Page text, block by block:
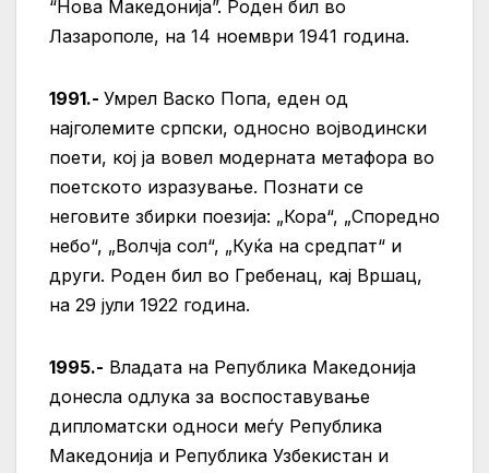
“Нова Македонија”. Роден бил во
Лазарополе, на 14 ноември 1941 година.
1991.- Умрел Васко Попа, еден од
најголемите српски, односно војводински
поети, кој ја вовел модерната метафора во
поетското изразување. Познати се
неговите збирки поезија: „Кора“, „Споредно
небо“, „Волчја сол“, „Куќа на средпат“ и
други. Роден бил во Гребенац, кај Вршац,
на 29 јули 1922 година.
1995.- Владата на Република Македонија
донесла одлука за воспоставување
дипломатски односи меѓу Република
Македонија и Република Узбекистан и